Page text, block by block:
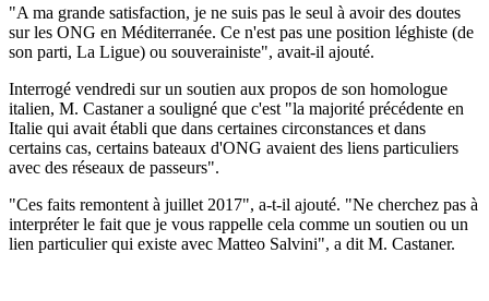
"A ma grande satisfaction, je ne suis pas le seul à avoir des doutes
sur les ONG en Méditerranée. Ce n'est pas une position léghiste (de
son parti, La Ligue) ou souverainiste", avait-il ajouté.
Interrogé vendredi sur un soutien aux propos de son homologue
italien, M. Castaner a souligné que c'est "la majorité précédente en
Italie qui avait établi que dans certaines circonstances et dans
certains cas, certains bateaux d'ONG avaient des liens particuliers
avec des réseaux de passeurs".
"Ces faits remontent à juillet 2017", a-t-il ajouté. "Ne cherchez pas à
interpréter le fait que je vous rappelle cela comme un soutien ou un
lien particulier qui existe avec Matteo Salvini", a dit M. Castaner.